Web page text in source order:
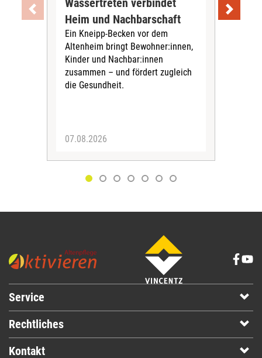
Wassertreten verbindet
Heim und Nachbarschaft
Ein Kneipp-Becken vor dem
Altenheim bringt Bewohner:innen,
Kinder und Nachbar:innen
zusammen – und fördert zugleich
die Gesundheit.
07.08.2026
Service
Rechtliches
Kontakt